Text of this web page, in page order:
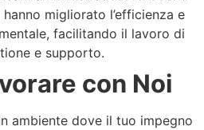
migliorato l’efficienza e
facilitando il lavoro di
e supporto.
con Noi
ambiente dove il tuo impegno